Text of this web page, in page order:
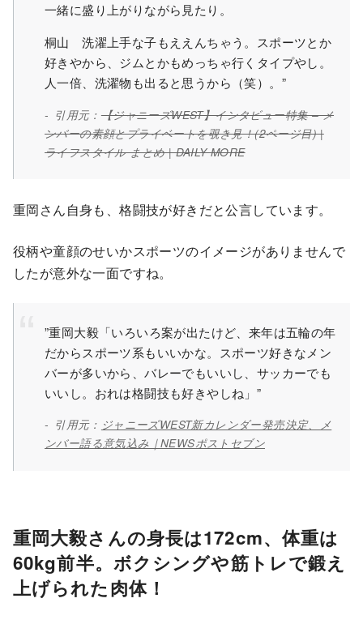
一緒に盛り上がりながら見たり。
桐山 洗濯上手な子もええんちゃう。スポーツとか
好きやから、ジムとかもめっちゃ行くタイプやし。
人一倍、洗濯物も出ると思うから（笑）。”
引用元： 【ジャニーズWEST】インタビュー特集 – メ
ンバーの素顔とプライベートを覗き見！(2ページ目) |
ライフスタイル まとめ | DAILY MORE
重岡さん自身も、格闘技が好きだと公言しています。
役柄や童顔のせいかスポーツのイメージがありませんで
したが意外な一面ですね。
”重岡大毅「いろいろ案が出たけど、来年は五輪の年
だからスポーツ系もいいかな。スポーツ好きなメン
バーが多いから、バレーでもいいし、サッカーでも
いいし。おれは格闘技も好きやしね」”
引用元： ジャニーズWEST新カレンダー発売決定、メ
ンバー語る意気込み｜NEWSポストセブン
重岡大毅さんの身長は172cm、体重は
60kg前半。ボクシングや筋トレで鍛え
上げられた肉体！